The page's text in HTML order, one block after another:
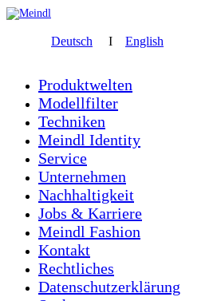
Deutsch I English
Produktwelten
Modellfilter
Techniken
Meindl Identity
Service
Unternehmen
Nachhaltigkeit
Jobs & Karriere
Meindl Fashion
Kontakt
Rechtliches
Datenschutzerklärung